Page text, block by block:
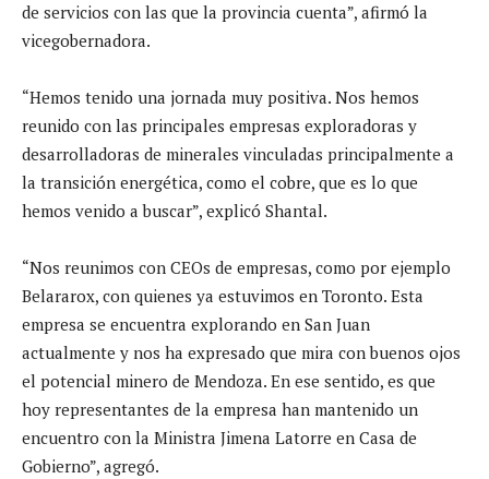
de servicios con las que la provincia cuenta”, afirmó la
vicegobernadora.
“Hemos tenido una jornada muy positiva. Nos hemos
reunido con las principales empresas exploradoras y
desarrolladoras de minerales vinculadas principalmente a
la transición energética, como el cobre, que es lo que
hemos venido a buscar”, explicó Shantal.
“Nos reunimos con CEOs de empresas, como por ejemplo
Belararox, con quienes ya estuvimos en Toronto. Esta
empresa se encuentra explorando en San Juan
actualmente y nos ha expresado que mira con buenos ojos
el potencial minero de Mendoza. En ese sentido, es que
hoy representantes de la empresa han mantenido un
encuentro con la Ministra Jimena Latorre en Casa de
Gobierno”, agregó.